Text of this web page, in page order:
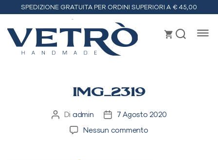
SPEDIZIONE GRATUITA PER ORDINI SUPERIORI A € 45,00
IMG_2319
Autore
articolo
Di admin
Data
dell'articolo
7 Agosto 2020
Nessun commentosu